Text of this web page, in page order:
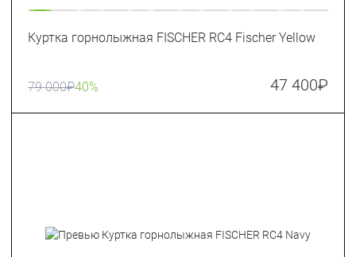
Куртка горнолыжная FISCHER RC4 Fischer Yellow
79 000₽40% 47 400₽